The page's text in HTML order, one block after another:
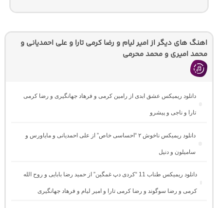
اهنگ های دیگر از امیر لیام و رضا کرمی تارا و علی احمدیانی و
محمد امیری و محمد محرمی
دانلود ریمیکس عشق ابدی از رامین کرمی و فرهاد جهانگیری و رضا کرمی
تارا و ناجی و پیشرو
دانلود ریمیکس ناخوش ۲ “احساسی خاص” از علی احمدیانی و مایاورس و
سامیلون و دنیل
دانلود ریمیکس طناب 11 “کردی دپ غمگین” از حمید رضا بابایی و روح الله
کرمی و رضا سوگوند و رضا کرمی تارا و امیر لیام و فرهاد جهانگیری